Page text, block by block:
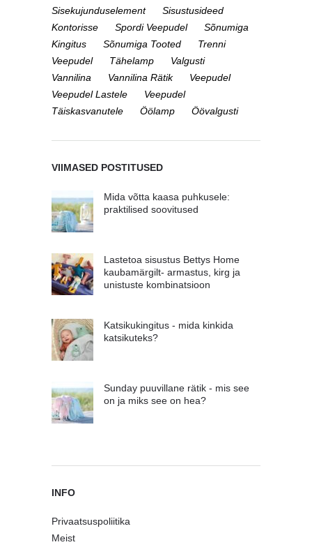
Sisekujunduselement
Sisustusideed
Kontorisse
Spordi Veepudel
Sõnumiga
Kingitus
Sõnumiga Tooted
Trenni
Veepudel
Tähelamp
Valgusti
Vannilina
Vannilina Rätik
Veepudel
Veepudel Lastele
Veepudel
Täiskasvanutele
Öölamp Öövalgusti
VIIMASED POSTITUSED
Mida võtta kaasa puhkusele:
praktilised soovitused
Lastetoa sisustus Bettys Home
kaubamärgilt- armastus, kirg ja
unistuste kombinatsioon
Katsikukingitus - mida kinkida
katsikuteks?
Sunday puuvillane rätik - mis see
on ja miks see on hea?
INFO
Privaatsuspoliitika
Meist